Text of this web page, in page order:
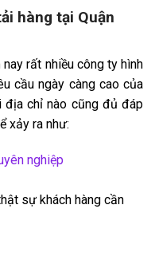
hàng tại Quận
rất nhiều công ty hình
cầu ngày càng cao của
địa chỉ nào cũng đủ đáp
xảy ra như:
nghiệp
sự khách hàng cần